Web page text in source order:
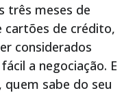
três meses de
cartões de crédito,
considerados
a negociação. E
sabe do seu